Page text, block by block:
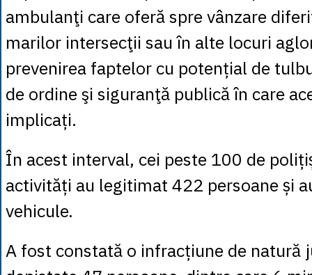
ambulanţi care oferă spre vânzare
marilor intersecţii sau în alte locuri
prevenirea faptelor cu potențial de
de ordine şi siguranţă publică în care
implicați.
În acest interval, cei peste 100 de
activități au legitimat 422 persoane și
vehicule.
A fost constată o infracțiune de natură